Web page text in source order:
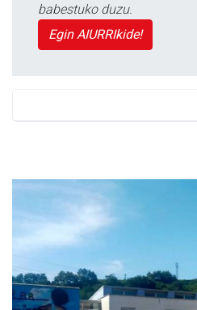
babestuko duzu.
Egin AIURRIkide!